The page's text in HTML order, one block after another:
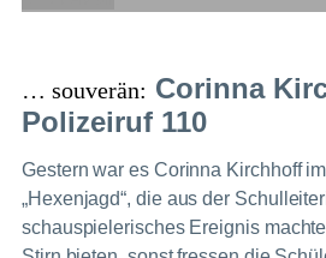
… souverän: Corinna
Polizeiruf 110
Gestern war es Corinna Kirchhoff
„Hexenjagd“, die aus der
schauspielerisches Ereignis